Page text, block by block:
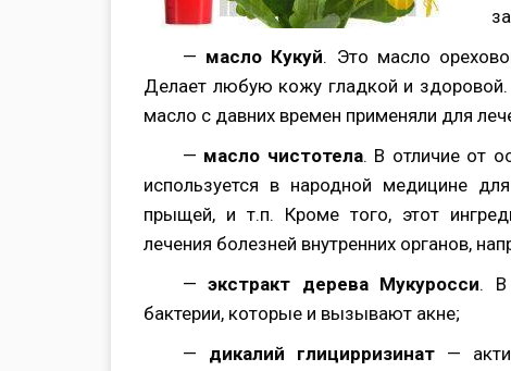
— масло Кукуй. Это масло
Делает любую кожу гладкой и здоровой.
масло с давних времен применяли для
— масло чистотела. В отличие от
используется в народной медицине
прыщей, и т.п. Кроме того, этот
лечения болезней внутренних органов,
—экстракт дерева Мукуросси. В
бактерии, которые и вызывают акне;
— дикалий глицирризинат—